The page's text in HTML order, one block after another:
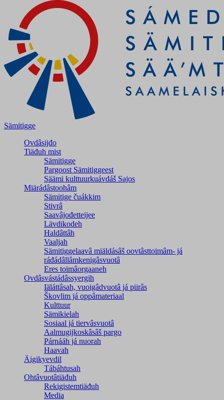
Sämitigge
Ovdâsijđo
Tiäđuh mist
Sämitigge
Pargoost Sämitiggeest
Säämi kulttuurkuávdáš Sajos
Miärádâstoohâm
Sämitige čuákkim
Stivrâ
Saavâjođetteijee
Lävdikodeh
Haldâttâh
Vaaljah
Sämitiggelaavâ miäldásâš oovtâsttoimâm- já
ráđádâllâmkenigâsvuotâ
Eres toimâorgaaneh
Ovdâsvástádâssyergih
Iäláttâsah, vuoigâdvuotâ já piirâs
Škovlim já oppâmateriaal
Kulttuur
Sämikielah
Sosiaal já tiervâsvuotâ
Aalmugijkoskâsâš pargo
Párnááh já nuorah
Haavah
Äigikyevdil
Tábáhtusah
Ohtâvuotâtiäđuh
Rekigistemtiäđuh
Media